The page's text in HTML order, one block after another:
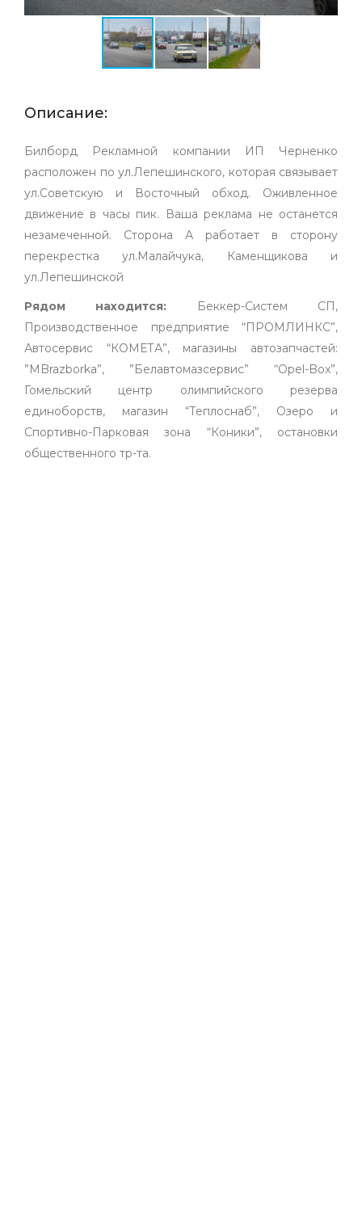
Описание:
Билборд Рекламной компании ИП Черненко
расположен по ул.Лепешинского, которая связывает
ул.Советскую и Восточный обход. Оживленное
движение в часы пик. Ваша реклама не останется
незамеченной. Сторона А работает в сторону
перекрестка ул.Малайчука, Каменщикова и
ул.Лепешинской
Рядом находится: Беккер-Систем СП,
Производственное предприятие “ПРОМЛИНКС”,
Автосервис “КОМЕТА”, магазины автозапчастей:
”MBrazborka”, ”Белавтомазсервис” “Opel-Box”,
Гомельский центр олимпийского резерва
единоборств, магазин “Теплоснаб”, Озеро и
Спортивно-Парковая зона “Коники”, остановки
общественного тр-та.